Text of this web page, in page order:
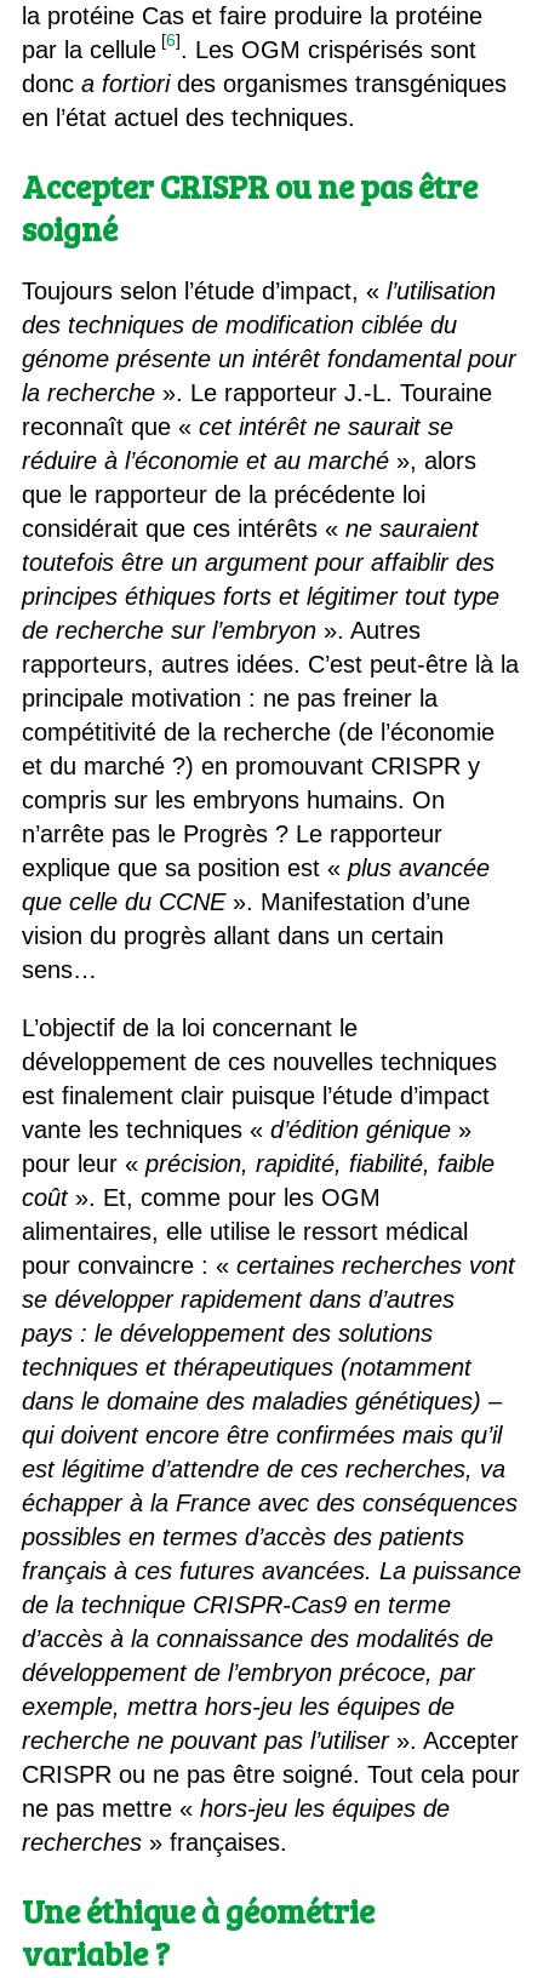
la protéine Cas et faire produire la protéine
par la cellule [6]. Les OGM crispérisés sont
donc a fortiorides organismes transgéniques
en l’état actuel des techniques.
Accepter CRISPR ou ne pas être
soigné
Toujours selon l’étude d’impact, « l’utilisation
des techniques de modification ciblée du
génome présente un intérêt fondamental pour
la recherche». Le rapporteur J.-L. Touraine
reconnaît que « cet intérêt ne saurait se
réduire à l’économie et au marché», alors
que le rapporteur de la précédente loi
considérait que ces intérêts « ne sauraient
toutefois être un argument pour affaiblir des
principes éthiques forts et légitimer tout type
de recherche sur l’embryon». Autres
rapporteurs, autres idées. C’est peut-être là la
principale motivation : ne pas freiner la
compétitivité de la recherche (de l’économie
et du marché ?) en promouvant CRISPR y
compris sur les embryons humains. On
n’arrête pas le Progrès ? Le rapporteur
explique que sa position est « plus avancée
que celle du CCNE». Manifestation d’une
vision du progrès allant dans un certain
sens…
L’objectif de la loi concernant le
développement de ces nouvelles techniques
est finalement clair puisque l’étude d’impact
vante les techniques « d’édition génique»
pour leur « précision, rapidité, fiabilité, faible
coût». Et, comme pour les OGM
alimentaires, elle utilise le ressort médical
pour convaincre : « certaines recherches vont
se développer rapidement dans d’autres
pays : le développement des solutions
techniques et thérapeutiques (notamment
dans le domaine des maladies génétiques) –
qui doivent encore être confirmées mais qu’il
est légitime d’attendre de ces recherches, va
échapper à la France avec des conséquences
possibles en termes d’accès des patients
français à ces futures avancées. La puissance
de la technique CRISPR-Cas9 en terme
d’accès à la connaissance des modalités de
développement de l’embryon précoce, par
exemple, mettra hors-jeu les équipes de
recherche ne pouvant pas l’utiliser». Accepter
CRISPR ou ne pas être soigné. Tout cela pour
ne pas mettre « hors-jeu les équipes de
recherches» françaises.
Une éthique à géométrie
variable ?